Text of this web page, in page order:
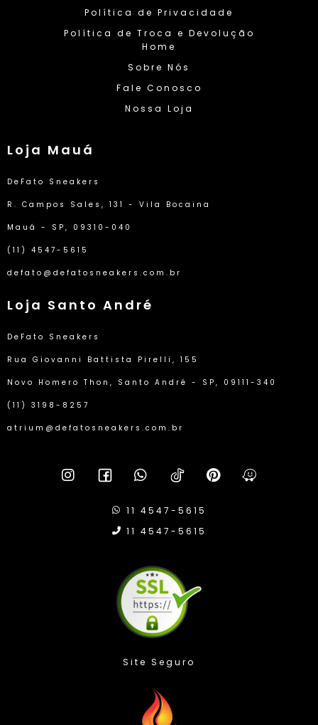
Política de Privacidade
Política de Troca e Devolução
Home
Sobre Nós
Fale Conosco
Nossa Loja
Loja Mauá
DeFato Sneakers
R. Campos Sales, 131 - Vila Bocaina
Mauá - SP, 09310-040
(11) 4547-5615
defato@defatosneakers.com.br
Loja Santo André
DeFato Sneakers
Rua Giovanni Battista Pirelli, 155
Novo Homero Thon, Santo André - SP, 09111-340
(11) 3198-8257
atrium@defatosneakers.com.br
11 4547-5615
11 4547-5615